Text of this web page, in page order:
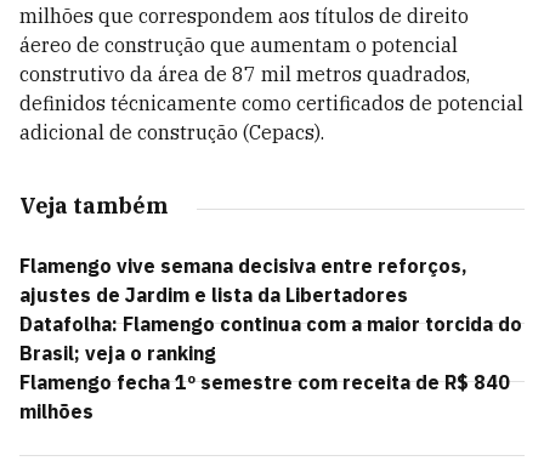
milhões que correspondem aos títulos de direito
áereo de construção que aumentam o potencial
construtivo da área de 87 mil metros quadrados,
definidos técnicamente como certificados de potencial
adicional de construção (Cepacs).
Veja também
Flamengo vive semana decisiva entre reforços,
ajustes de Jardim e lista da Libertadores
Datafolha: Flamengo continua com a maior torcida do
Brasil; veja o ranking
Flamengo fecha 1º semestre com receita de R$ 840
milhões